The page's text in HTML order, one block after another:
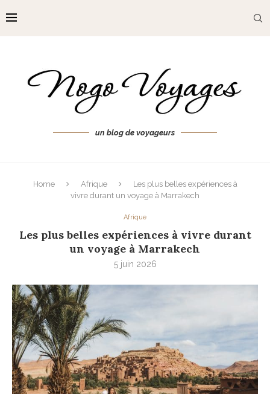
un blog de voyageurs
Home Afrique
Les plus belles expériences à
vivre durant un voyage à Marrakech
Afrique
Les plus belles expériences à vivre durant
un voyage à Marrakech
5 juin 2026